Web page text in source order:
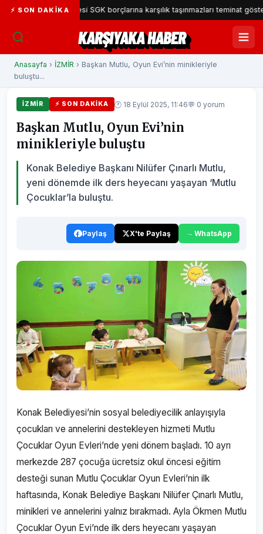
⚡ SON DAKIKA
Belediyesi SGK borçlarına karşılık taşınmazları teminat gösterecek
KARŞIYAKA HABER
Anasayfa › İZMİR › Başkan Mutlu, Oyun Evi’nin minikleriyle
buluştu...
İZMİR ⚡ SON DAKIKA 🕐 18 Eylül 2025, 11:46💬 0 yorum
Başkan Mutlu, Oyun Evi’nin
minikleriyle buluştu
Konak Belediye Başkanı Nilüfer Çınarlı Mutlu,
yeni dönemde ilk ders heyecanı yaşayan ‘Mutlu
Çocuklar’la buluştu.
Paylaş X'te Paylaş WhatsApp
Konak Belediyesi’nin sosyal belediyecilik anlayışıyla
çocukları ve annelerini destekleyen hizmeti Mutlu
Çocuklar Oyun Evleri’nde yeni dönem başladı. 10 ayrı
merkezde 287 çocuğa ücretsiz okul öncesi eğitim
desteği sunan Mutlu Çocuklar Oyun Evleri’nin ilk
haftasında, Konak Belediye Başkanı Nilüfer Çınarlı Mutlu,
minikleri ve annelerini yalnız bırakmadı. Ayla Ökmen Mutlu
Çocuklar Oyun Evi’nde ilk ders heyecanı yaşayan